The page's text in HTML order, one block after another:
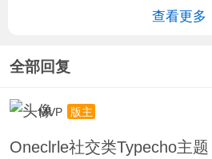
查看更多
全部回复
MVP 版主
Oneclrle社交类Typecho主